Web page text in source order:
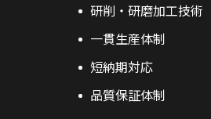
研削・研磨加工技術
一貫生産体制
短納期対応
品質保証体制